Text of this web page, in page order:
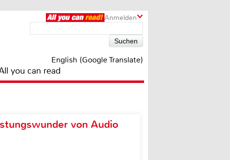
Anmelden
English (Google Translate)
you can read
von Audio